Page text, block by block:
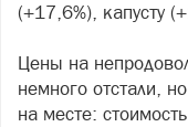
(+17,6%), капусту
Цены на
немного отстали,
на месте: